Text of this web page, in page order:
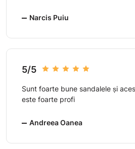
Narcis Puiu
5/5
Sunt foarte bune sandalele și
este foarte profi
Andreea Oanea